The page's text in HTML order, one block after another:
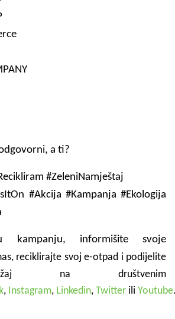
a ti?
#ZeleniNamještaj
#Akcija #Kampanja #Ekologija
informišite svoje
reciklirajte svoj e-otpad i podijelite
na društvenim
, Instagram, Linkedin, Twitter ili Youtube